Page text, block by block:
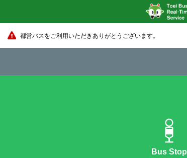
都営バスをご利用いただきありがとうございます。
Bus Stop